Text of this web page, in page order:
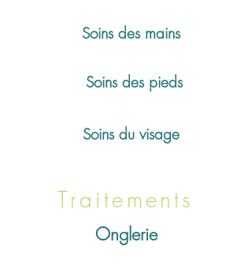
Soins des mains
Soins des pieds
Soins du visage
Traitements
Onglerie